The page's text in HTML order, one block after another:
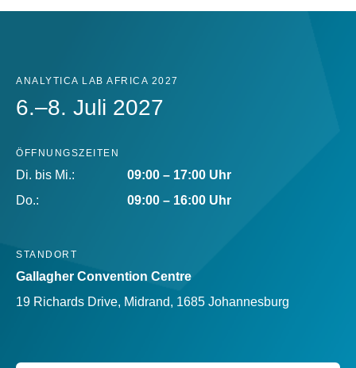
ANALYTICA LAB AFRICA 2027
6.–8. Juli 2027
ÖFFNUNGSZEITEN
Di. bis Mi.:
09:00 – 17:00 Uhr
Do.:
09:00 – 16:00 Uhr
STANDORT
Gallagher Convention Centre
19 Richards Drive, Midrand, 1685 Johannesburg